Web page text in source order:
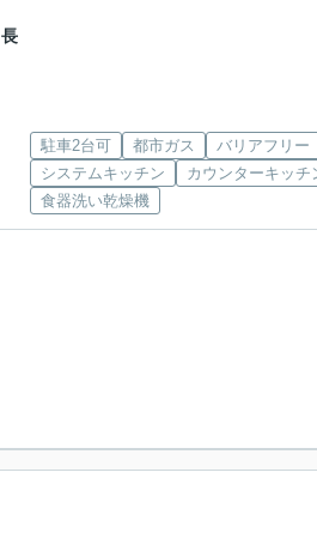
駐車2台可 都市ガス
バリアフリー
システムキッチン
カウンターキッチ
食器洗い乾燥機